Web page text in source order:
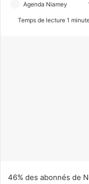
Agenda Niamey
n
Temps de lecture 1
46% des abonnés de